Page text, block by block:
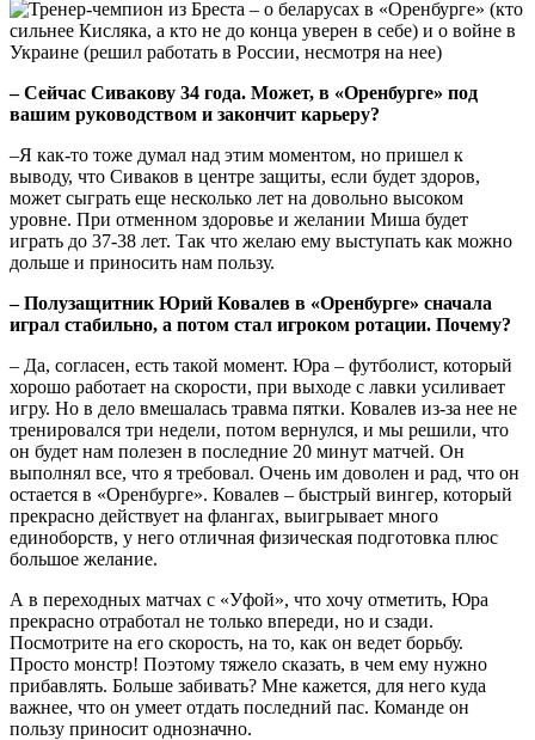
– Сейчас Сивакову 34 года. Может, в «Оренбурге» под
вашим руководством и закончит карьеру?
–Я как-то тоже думал над этим моментом, но пришел к
выводу, что Сиваков в центре защиты, если будет здоров,
может сыграть еще несколько лет на довольно высоком
уровне. При отменном здоровье и желании Миша будет
играть до 37-38 лет. Так что желаю ему выступать как можно
дольше и приносить нам пользу.
– Полузащитник Юрий Ковалев в «Оренбурге» сначала
играл стабильно, а потом стал игроком ротации. Почему?
– Да, согласен, есть такой момент. Юра – футболист, который
хорошо работает на скорости, при выходе с лавки усиливает
игру. Но в дело вмешалась травма пятки. Ковалев из-за нее не
тренировался три недели, потом вернулся, и мы решили, что
он будет нам полезен в последние 20 минут матчей. Он
выполнял все, что я требовал. Очень им доволен и рад, что он
остается в «Оренбурге». Ковалев – быстрый вингер, который
прекрасно действует на флангах, выигрывает много
единоборств, у него отличная физическая подготовка плюс
большое желание.
А в переходных матчах с «Уфой», что хочу отметить, Юра
прекрасно отработал не только впереди, но и сзади.
Посмотрите на его скорость, на то, как он ведет борьбу.
Просто монстр! Поэтому тяжело сказать, в чем ему нужно
прибавлять. Больше забивать? Мне кажется, для него куда
важнее, что он умеет отдать последний пас. Команде он
пользу приносит однозначно.